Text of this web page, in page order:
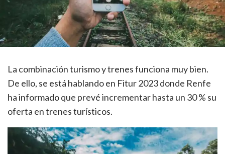
La combinación turismo y trenes funciona muy bien.
De ello, se está hablando en Fitur 2023 donde Renfe
ha informado que prevé incrementar hasta un 30 % su
oferta en trenes turísticos.